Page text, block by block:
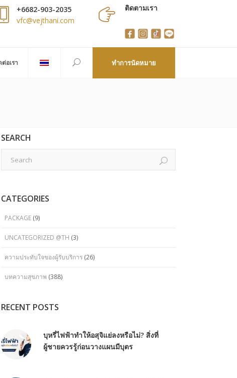
+6682-903-2035
vfc@vejthani.com
ติดตามเรา
อเรา ทำการนัดหมาย
SEARCH
CATEGORIES
PACKAGE (9)
UNCATEGORIZED @TH (3)
ความประทับใจของผู้รับบริการ (26)
บทความสุขภาพ (388)
RECENT POSTS
บุหรี่ไฟฟ้าทำให้อสุจิแย่ลงหรือไม่? สิ่งที่
ผู้ชายควรรู้ก่อนวางแผนมีบุตร